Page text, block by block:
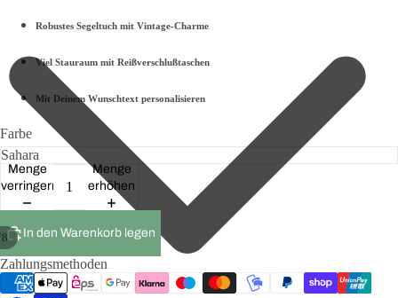
8
Robustes Segeltuch mit Vintage-Charme
Viel Stauraum mit Reißverschlußtaschen
Mit Deinem Wunschtext personalisieren
Farbe
Menge
verringern
Menge
erhöhen
In den Warenkorb legen
Zahlungsmethoden